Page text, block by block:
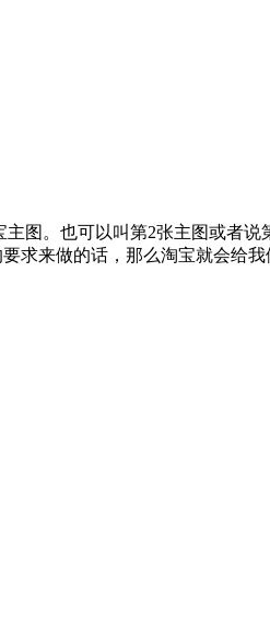
图。也可以叫第2张主图或者说
求来做的话，那么淘宝就会给我